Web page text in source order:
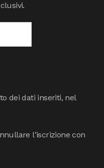
dei dati inseriti, nel
l'iscrizione con